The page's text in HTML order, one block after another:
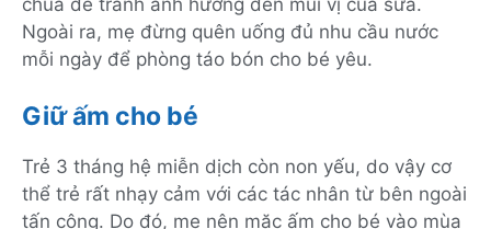
chua để tránh ảnh hưởng đến mùi vị của sữa.
Ngoài ra, mẹ đừng quên uống đủ nhu cầu nước
mỗi ngày để phòng táo bón cho bé yêu.
Giữ ấm cho bé
Trẻ 3 tháng hệ miễn dịch còn non yếu, do vậy cơ
thể trẻ rất nhạy cảm với các tác nhân từ bên ngoài
tấn công. Do đó, mẹ nên mặc ấm cho bé vào mùa